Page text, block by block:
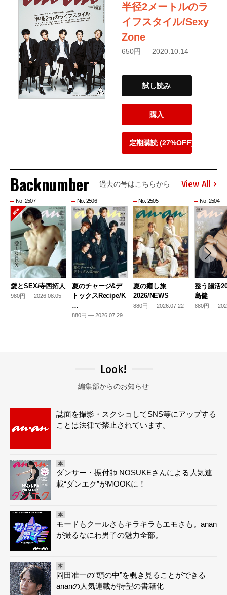
半径2メートルのラ
イフスタイル/Sexy
Zone
650円 — 2020.10.14
試し読み
購入
定期購読 (27%OFF)
Backnumber 過去の号はこちらから View All
No. 2507
愛とSEX/寺西拓人
980円 — 2026.08.05
No. 2506
夏のチャージ&デ
トックスRecipe/K
…
880円 — 2026.07.29
No. 2505
夏の癒し旅
2026/NEWS
880円 — 2026.07.22
No. 2504
整う腸活
島健
880円 —
Look!
編集部からのお知らせ
誌面を撮影・スクショしてSNS等にアップする
ことは法律で禁止されています。
本
ダンサー・振付師 NOSUKEさんによる人気連
載“ダンエク”がMOOKに！
本
モードもクールさもキラキラもエモさも。anan
が撮るなにわ男子の魅力全部。
本
岡田准一の“頭の中”を覗き見ることができる
ananの人気連載が待望の書籍化